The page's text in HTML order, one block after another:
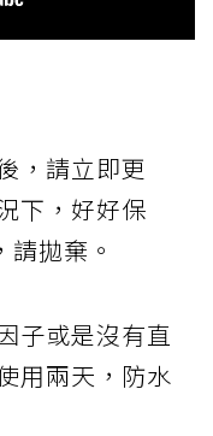
，請立即更
下，好好保
拋棄。
子或是沒有直
用兩天，防水